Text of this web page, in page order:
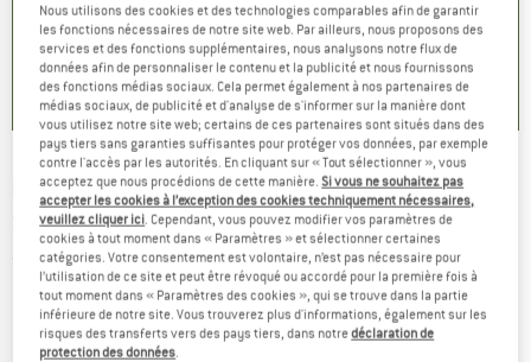
) 0,0(0) 0,0(0)
FIDLOCK -Vacuum Phone Case for Samsung
S22 Ultra - Housse de protection
(0)
Nous utilisons des cookies et des technologies comparables afin de garantir
les fonctions nécessaires de notre site web. Par ailleurs, nous proposons des
services et des fonctions supplémentaires, nous analysons notre flux de
données afin de personnaliser le contenu et la publicité et nous fournissons
des fonctions médias sociaux. Cela permet également à nos partenaires de
médias sociaux, de publicité et d'analyse de s'informer sur la manière dont
vous utilisez notre site web; certains de ces partenaires sont situés dans des
pays tiers sans garanties suffisantes pour protéger vos données, par exemple
contre l'accès par les autorités. En cliquant sur « Tout sélectionner », vous
acceptez que nous procédions de cette manière.Si vous ne souhaitez pas
accepter les cookies à l’exception des cookies techniquement nécessaires,
veuillez cliquer ici. Cependant, vous pouvez modifier vos paramètres de
cookies à tout moment dans « Paramètres » et sélectionner certaines
catégories. Votre consentement est volontaire, n’est pas nécessaire pour
l’utilisation de ce site et peut être révoqué ou accordé pour la première fois à
tout moment dans « Paramètres des cookies », qui se trouve dans la partie
inférieure de notre site. Vous trouverez plus d'informations, également sur les
risques des transferts vers des pays tiers, dans notredéclaration de
protection des données.